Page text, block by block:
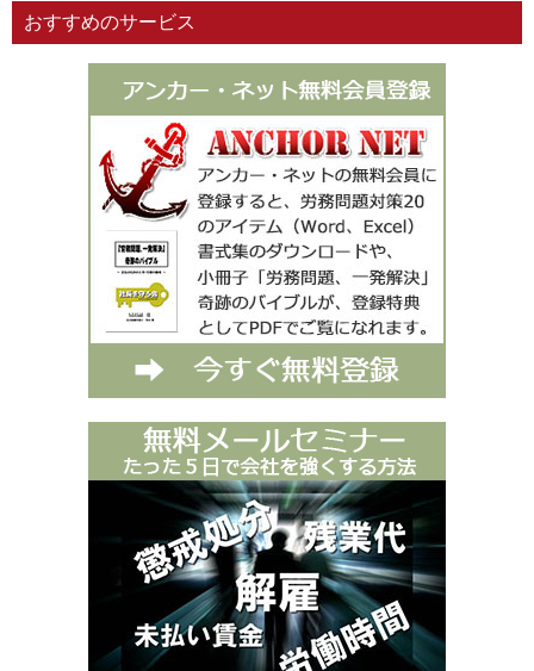
おすすめのサービス